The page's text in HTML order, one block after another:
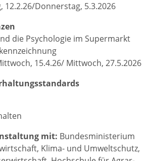
12.2.26/Donnerstag, 5.3.2026
die Psychologie im Supermarkt
15.4.26/ Mittwoch, 27.5.2026
mit: Bundesministerium
Klima- und Umweltschutz,